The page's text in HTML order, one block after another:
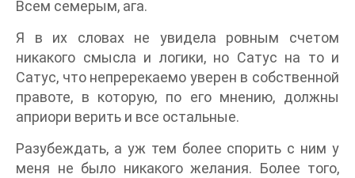
Всем семерым, ага.
Я в их словах не увидела ровным счетом
никакого смысла и логики, но Сатус на то и
Сатус, что непререкаемо уверен в собственной
правоте, в которую, по его мнению, должны
априори верить и все остальные.
Разубеждать, а уж тем более спорить с ним у
меня не было никакого желания. Более того,